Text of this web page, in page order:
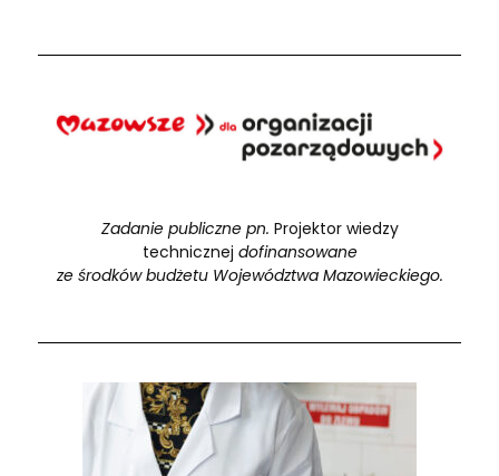
Zadanie publiczne pn. Projektor wiedzy
technicznej dofinansowane
ze środków budżetu Województwa Mazowieckiego.